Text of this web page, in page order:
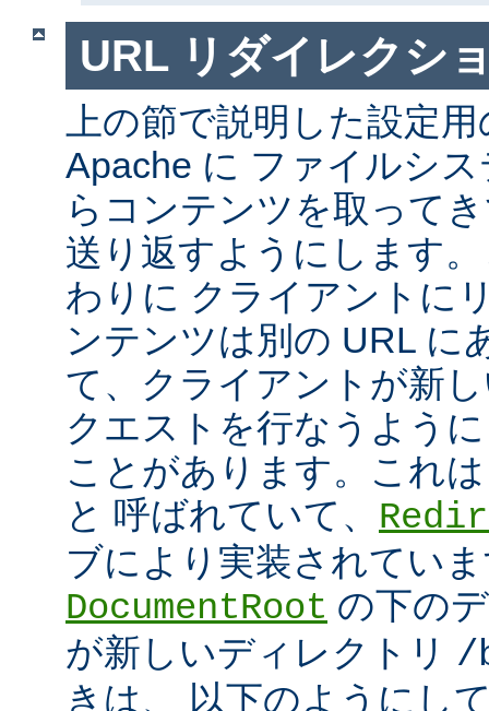
URL リダイレクシ
上の節で説明した設定
Apache に ファイルシ
らコンテンツを取って
送り返すようにします
わりに クライアントに
ンテンツは別の URL に
て、クライアントが新
クエストを行なうよう
ことがあります。これは
と 呼ばれていて、
ブにより実装されてい
DocumentRoot の下の
が新しいディレクトリ /
きは、 以下のようにし